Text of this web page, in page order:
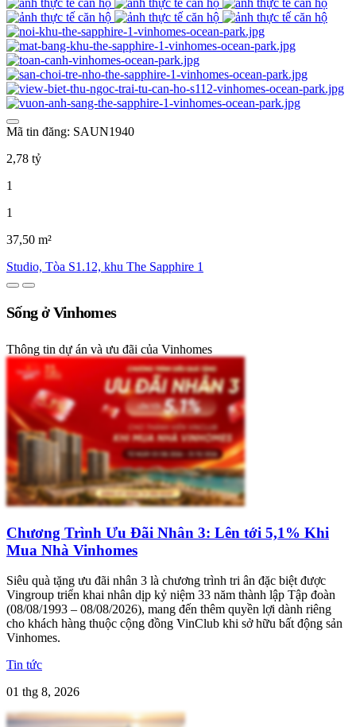
Mã tin đăng: SAUN1940
2,78 tỷ
1
1
37,50 m²
Studio, Tòa S1.12, khu The Sapphire 1
Sống ở Vinhomes
Thông tin dự án và ưu đãi của Vinhomes
Chương Trình Ưu Đãi Nhân 3: Lên tới 5,1% Khi
Mua Nhà Vinhomes
Siêu quà tặng ưu đãi nhân 3 là chương trình tri ân đặc biệt được
Vingroup triển khai nhân dịp kỷ niệm 33 năm thành lập Tập đoàn
(08/08/1993 – 08/08/2026), mang đến thêm quyền lợi dành riêng
cho khách hàng thuộc cộng đồng VinClub khi sở hữu bất động sản
Vinhomes.
Tin tức
01 thg 8, 2026